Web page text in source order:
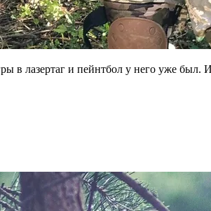
в лазертаг и пейнтбол у него уже был.